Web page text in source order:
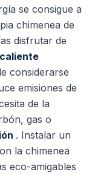
se consigue a
chimenea de
disfrutar de
considerarse
emisiones de
de la
gas o
. Instalar un
la chimenea
eco-amigables